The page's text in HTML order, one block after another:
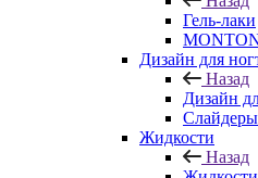
Гель-лаки
Дизайн для
Назад
Дизайн
Слайдеры
Жидкости
Назад